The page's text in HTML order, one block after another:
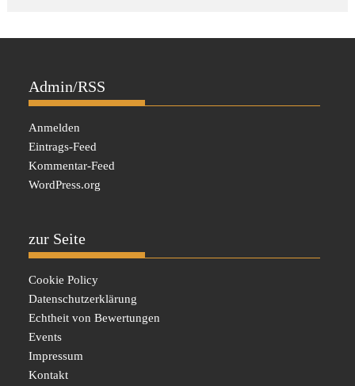
Admin/RSS
Anmelden
Eintrags-Feed
Kommentar-Feed
WordPress.org
zur Seite
Cookie Policy
Datenschutzerklärung
Echtheit von Bewertungen
Events
Impressum
Kontakt